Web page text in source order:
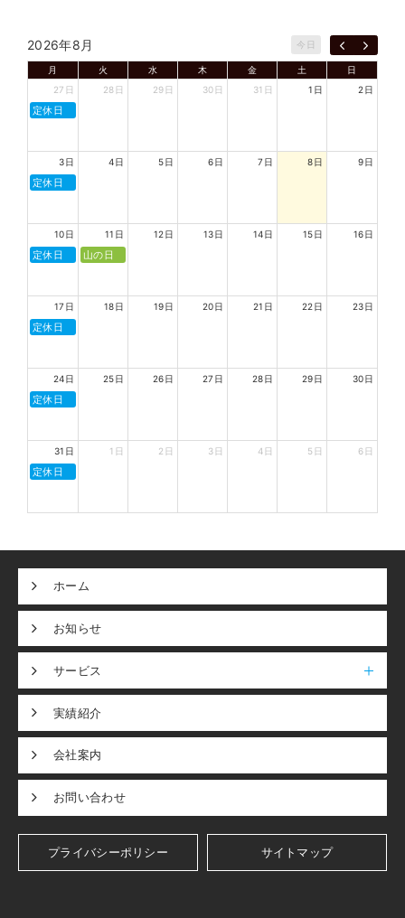
2026年8月 今日
月 火 水 木 金 土
日
27日
定休日
28日 29日 30日 31日 1日 2日
3日
定休日
4日 5日 6日 7日 8日 9日
10日
定休日
11日
山の日
12日 13日 14日 15日 16日
17日
定休日
18日 19日 20日 21日 22日 23日
24日
定休日
25日 26日 27日 28日 29日 30日
31日
定休日
1日 2日 3日 4日 5日 6日
ホーム
お知らせ
サービス
実績紹介
会社案内
お問い合わせ
プライバシーポリシー サイトマップ